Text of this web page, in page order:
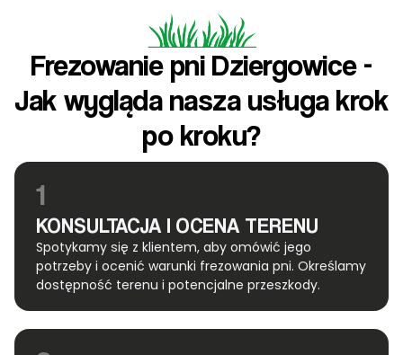
Frezowanie pni Dziergowice -
Jak wygląda nasza usługa krok
po kroku?
1
KONSULTACJA I OCENA TERENU
Spotykamy się z klientem, aby omówić jego
potrzeby i ocenić warunki frezowania pni. Określamy
dostępność terenu i potencjalne przeszkody.